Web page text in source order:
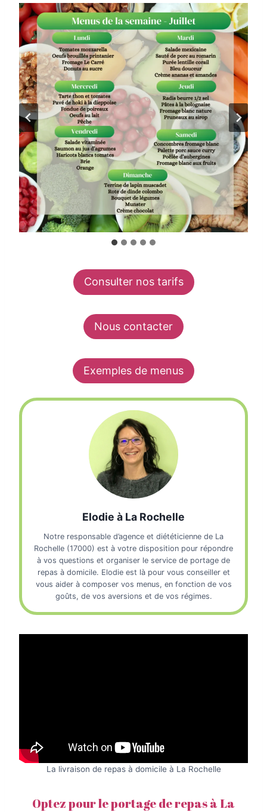
Consulter nos tarifs
Nous contacter
Exemples de menus
Elodie à La Rochelle
Notre responsable d’agence et diététicienne de La
Rochelle (17000) est à votre disposition pour répondre
à vos questions et organiser le service de portage de
repas à domicile. Elodie est là pour vous conseiller et
vous aider à composer vos menus, en fonction de vos
goûts, de vos aversions et de vos régimes.
La livraison de repas à domicile à La Rochelle
Optez pour le portage de repas à La